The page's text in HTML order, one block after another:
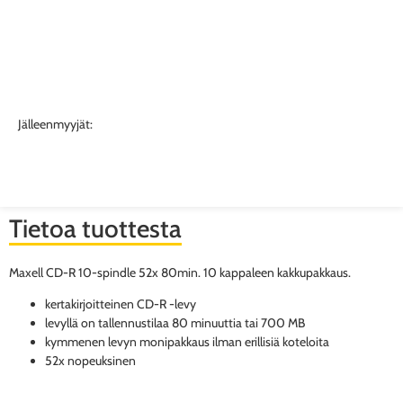
Jälleenmyyjät:
Tietoa tuottesta
Maxell CD-R 10-spindle 52x 80min. 10 kappaleen kakkupakkaus.
kertakirjoitteinen CD-R -levy
levyllä on tallennustilaa 80 minuuttia tai 700 MB
kymmenen levyn monipakkaus ilman erillisiä koteloita
52x nopeuksinen